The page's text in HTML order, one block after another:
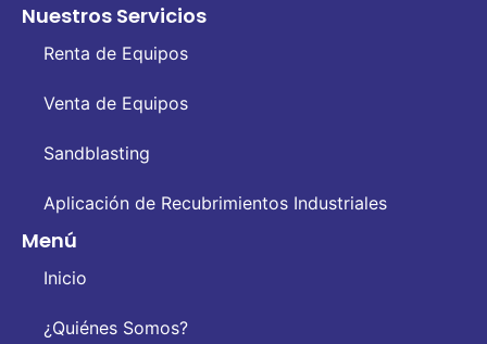
Nuestros Servicios
Renta de Equipos
Venta de Equipos
Sandblasting
Aplicación de Recubrimientos Industriales
Menú
Inicio
¿Quiénes Somos?